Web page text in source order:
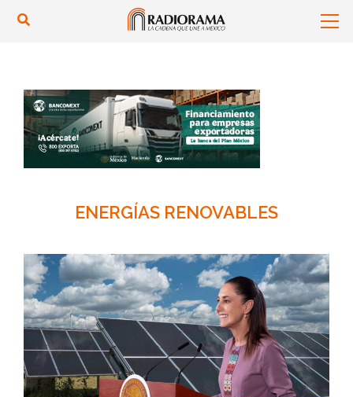
ENERGÍAS RENOVABLES